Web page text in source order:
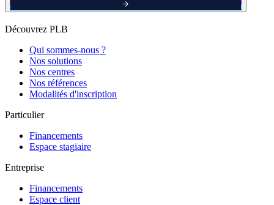
Découvrez PLB
Qui sommes-nous ?
Nos solutions
Nos centres
Nos références
Modalités d'inscription
Particulier
Financements
Espace stagiaire
Entreprise
Financements
Espace client